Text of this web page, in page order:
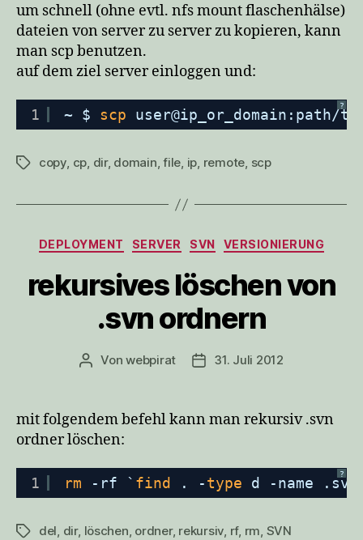
um schnell (ohne evtl. nfs mount flaschenhälse)
dateien von server zu server zu kopieren, kann
man scp benutzen.
auf dem ziel server einloggen und:
?
1 ~ $ scp user@ip_or_domain:path/
Schlagwörter
copy, cp, dir, domain,file, ip, remote, scp
Kategorien
DEPLOYMENT SERVER SVN VERSIONIERUNG
rekursives löschen von
.svn ordnern
Beitragsautor
Vonwebpirat Veröffentlichungsdatum
31. Juli 2012
mit folgendem befehl kann man rekursiv .svn
ordner löschen:
?
1 rm -rf ` find . -type d -name
Schlagwörter
del, dir, löschen, ordner, rekursiv, rf, rm, SVN